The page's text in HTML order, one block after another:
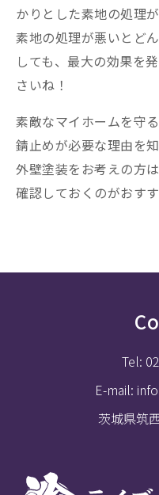
かりとした素地の処理
素地の処理が悪いとど
しても、最大の効果を
さいね！
素敵なマイホームを守
錆止めが必要な理由を
外壁塗装をお考えの方
確認しておくのがおすす
Tel:
E-mail:
茨城県筑